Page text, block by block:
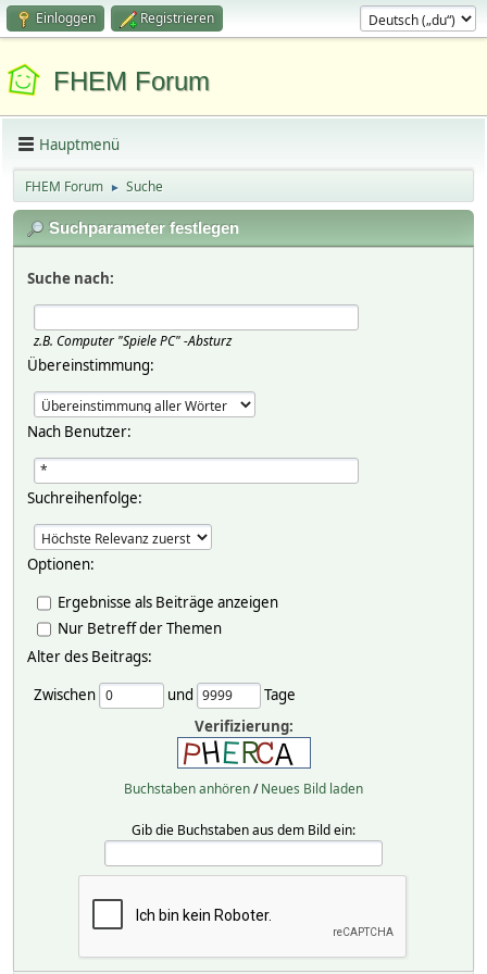
Einloggen Registrieren
FHEM Forum
Hauptmenü
FHEM Forum ► Suche
Suchparameter festlegen
Suche nach:
z.B. Computer "Spiele PC" -Absturz
Übereinstimmung:
Nach Benutzer:
Suchreihenfolge:
Optionen:
Ergebnisse als Beiträge anzeigen
Nur Betreff der Themen
Alter des Beitrags:
Zwischen
und
Tage
Verifizierung:
Buchstaben anhören/Neues Bild laden
Gib die Buchstaben aus dem Bild ein: